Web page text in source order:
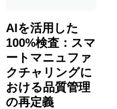
AIを活用した
100%検査：スマ
ートマニュファ
クチャリングに
おける品質管理
の再定義